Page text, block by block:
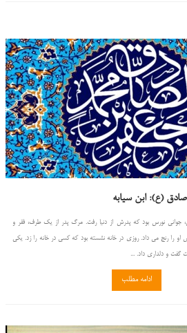
صادق (ع): ابن سیابه
جوانی نورس بود كه پدرش از دنیا رفت. مرگ پدر از یك طرف، فقر و
را رنج می داد. روزی در خانه نشسته بود كه كسی در خانه را زد. یكی
گفت و دلداری داد. ...
ادامه مطلب